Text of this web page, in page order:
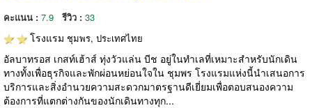
คะแนน : 7.9 รีวิว : 33
โรงแรม ชุมพร, ประเทศไทย
อัลบาทรอส เกสท์เฮ้าส์ ทุ่งวัวแล่น บีช อยู่ในทำเลที่เหมาะสำหรับนักเดิน
ทางทั้งเพื่อธุรกิจและพักผ่อนหย่อนใจใน ชุมพร โรงแรมแห่งนี้นำเสนอการ
บริการและสิ่งอำนวยความสะดวกมาตรฐานดีเยี่ยมเพื่อตอบสนองความ
ต้องการที่แตกต่างกันของนักเดินทางทุก...